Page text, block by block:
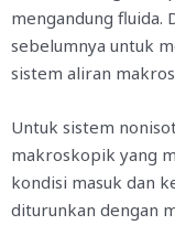
mengandung fluida.
sebelumnya untuk
sistem aliran
Untuk sistem
makroskopik yang
kondisi masuk dan
diturunkan dengan